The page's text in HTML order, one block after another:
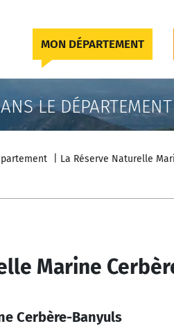
MON DÉPARTEMENT
LE DÉPARTEMENT
La Réserve Naturelle
Marine
Cerbère-Banyuls